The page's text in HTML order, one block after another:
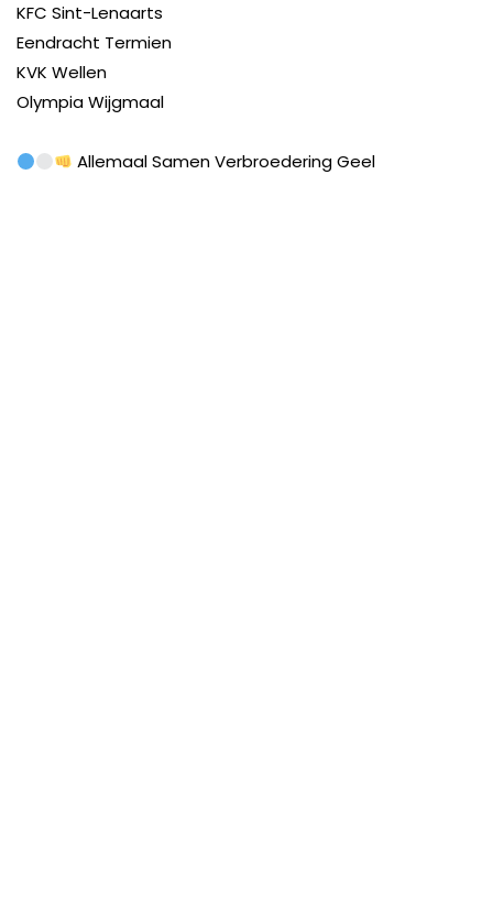
KFC Sint-Lenaarts
Eendracht Termien
KVK Wellen
Olympia Wijgmaal
Allemaal Samen Verbroedering Geel